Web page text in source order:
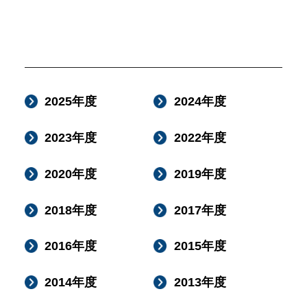
2025年度 2024年度
2023年度 2022年度
2020年度 2019年度
2018年度 2017年度
2016年度 2015年度
2014年度 2013年度